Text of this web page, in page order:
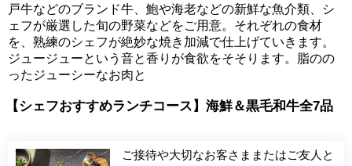
戸牛などのブランド牛、鮑や海老などの新鮮な魚介類、シ
ェフが厳選した旬の野菜などをご用意。それぞれの食材
を、熟練のシェフが絶妙な焼き加減で仕上げていきます。
ジュージューという音と香りが食欲をそそります。脂のの
ったジューシーなお肉と
【シェフおすすめランチコース】海鮮＆黒毛和牛全7品
ご接待や大切なお客さままたはご友人と